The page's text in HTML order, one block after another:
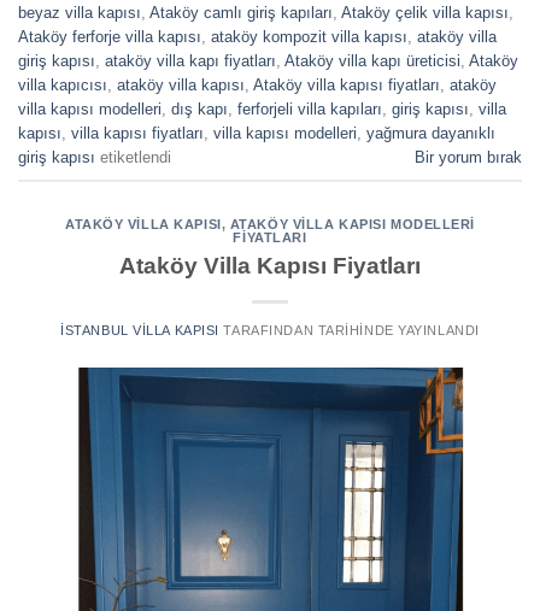
beyaz villa kapısı, Ataköy camlı giriş kapıları, Ataköy çelik villa kapısı,
Ataköy ferforje villa kapısı, ataköy kompozit villa kapısı, ataköy villa
giriş kapısı, ataköy villa kapı fiyatları, Ataköy villa kapı üreticisi, Ataköy
villa kapıcısı, ataköy villa kapısı, Ataköy villa kapısı fiyatları, ataköy
villa kapısı modelleri, dış kapı, ferforjeli villa kapıları, giriş kapısı, villa
kapısı, villa kapısı fiyatları, villa kapısı modelleri, yağmura dayanıklı
giriş kapısı etiketlendi Bir yorum bırak
ATAKÖY VILLA KAPISI, ATAKÖY VILLA KAPISI MODELLERI
FIYATLARI
Ataköy Villa Kapısı Fiyatları
İSTANBUL VILLA KAPISI TARAFINDAN TARIHINDE YAYINLANDI